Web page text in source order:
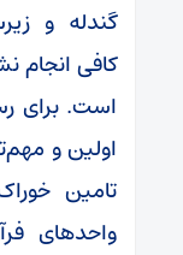
گندله و
کافی انجام
اولین و
تامین
واحدهای